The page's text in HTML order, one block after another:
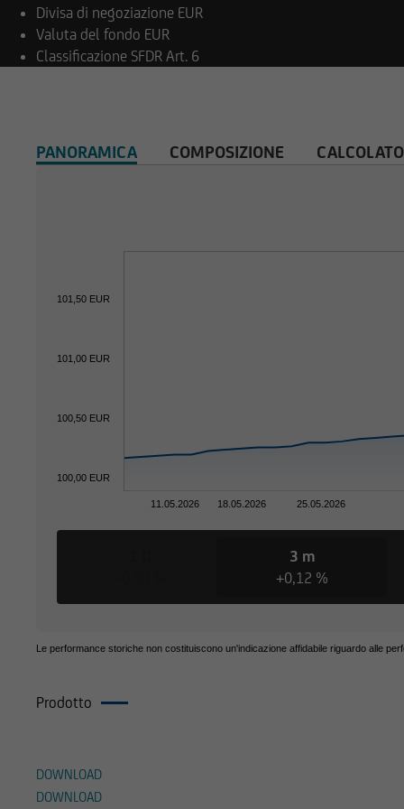
Divisa di negoziazione EUR
Valuta del fondo EUR
Classificazione SFDR Art. 6
PANORAMICA COMPOSIZIONE
11.05.2026 18.05.2026 25.05.2026
100,00 EUR
100,50 EUR
101,00 EUR
101,50 EUR
3 m
+0,12 %
Le performance storiche non costituiscono un'indicazione affidabile riguardo alle
Prodotto
DOWNLOAD
DOWNLOAD
costituito da
Il contenuto del
restrizioni legali.
residenza o sede
distribuzione di
Le informazioni
sollecitazione
in cui tali offerte o